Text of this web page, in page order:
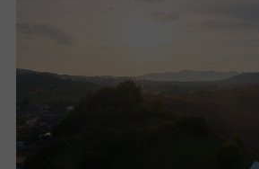
Určujícím faktorem návrhu, který
místo tvořit, ale jen dotvořit a
neokoukané výhledy a zdejší